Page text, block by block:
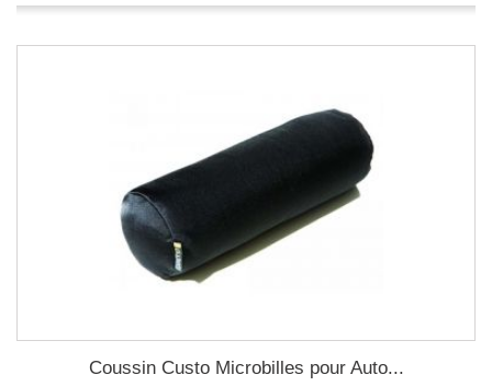
Coussin Custo Microbilles pour Auto...